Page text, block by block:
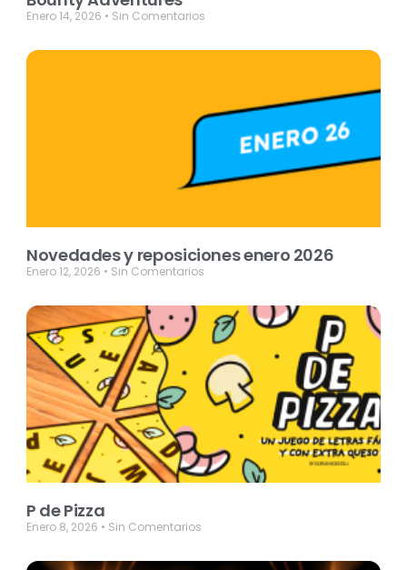
Enero 14, 2026 Sin Comentarios
Novedades y reposiciones enero 2026
Enero 12, 2026 Sin Comentarios
P de Pizza
Enero 8, 2026 Sin Comentarios